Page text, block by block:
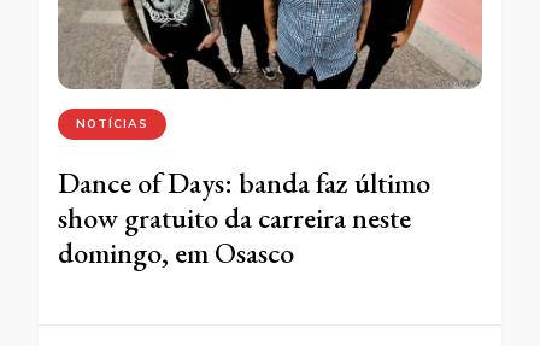
NOTÍCIAS
Dance of Days: banda faz último
show gratuito da carreira neste
domingo, em Osasco